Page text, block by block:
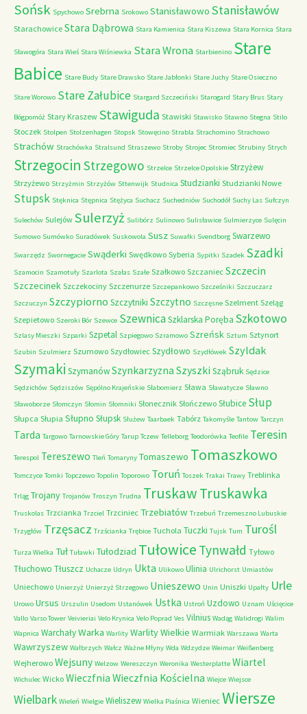
Sońsk Spychowo Srebrna Srokowo Stanisławowo Stanisławów
Starachowice Stara Dąbrowa Stara Kamienica Stara Kiszewa Stara Kornica Stara
Sławogóra Stara Wieś Stara Wiśniewka Stara Wrona Starbienino Stare
Babice Stare Budy Stare Drawsko Stare Jabłonki Stare Juchy Stare Osieczno
Stare Worowo Stare Załubice Stargard Szczeciński Starogard Stary Brus Stary
Bógpomóż Stary Kraszew Stawiguda Stawiski Stawisko Stawno Stegna Stilo
Stoczek Stolpen Stolzenhagen Stopsk Stowęcino Strabla Strachomino Strachowo
Strachów Strachówka Stralsund Straszewo Stroby Strojec Stromiec Strubiny Strych
Strzegocin Strzegowo Strzelce Strzelce Opolskie Strzyżew
Strzyżewo Strzyżmin Strzyżów Sttenwijk Studnica Studzianki Studzianki Nowe
Stupsk Stęknica Stępnica Stężyca Suchacz Suchedniów Suchodół Suchy Las Sufczyn
Sulechów Sulejów Sulerzyż Sulibórz Sulinowo Sulisławice Sulmierzyce Sulęcin
Sumowo Sumówko Suradówek Suskowola Susz Suwałki Svendborg Swarzewo
Swarzędz Swornegacie Swąderki Swędkowo Syberia Sypitki Szadek Szadki
Szamocin Szamotuły Szarlota Szałas Szałe Szałkowo Szczaniec Szczecin
Szczecinek Szczekociny Szczenurze Szczepankowo Szcześniki Szczuczarz
Szczuczyn Szczypiorno Szczytniki Szczytno Szczęsne Szelment Szeląg
Szepietowo Szeroki Bór Szewce SzewnicaSzklarska Poręba Szkotowo
Szlasy Mieszki Szparki Szpetal Szpiegowo Szramowo Szreńsk Sztum Sztynort
Szubin Szulmierz Szumowo Szydłowiec Szydłowo Szydłówek Szyldak
Szymaki SzymanówSzynkarzyzna Szyszki Sząbruk Sędzice
Sędzichów Sędziszów Sępólno Krajeńskie Słabomierz Sława Sławatycze Sławno
Sławoborze Słomczyn Słomin Słomniki Słonecznik Słończewo Słubice Słup
Słupca Słupia Słupno Słupsk Służew Taarbaek Tabórz Takomyśle Tantow Tarczyn
Tarda Targowo Tarnowskie Góry Tarup Tczew Telleborg Teodorówka Teofile Teresin
Terespol Tereszewo Tleń Tomaryny Tomaszewo Tomaszkowo
Tomczyce Tomki Topczewo Topolin Toporowo Toruń Toszek Trakai Trawy Treblinka
Trląg Trojany Trojanów Troszyn Trudna TruskawTruskawka
Truskolas Trzcianka Trzciel Trzciniec Trzebiatów Trzebuń Trzemeszno Lubuskie
Trzygłów Trzęsacz Trzścianka Trębice Tuchola Tuczki Tujsk Tum Turośl
Turza Wielka Tuł Tuławki Tułodziad Tułowice Tynwałd Tyłowo
Tłuchowo Tłuszcz Uchacze Udryn Ukta Ulikowo Ulinia Ulrichorst Umiastów
Uniechowo Unierzyż Unierzyż Strzegowo Unieszewo Unin Uniszki Upałty Urle
Urowo Ursus Urszulin Usedom Ustanówek Ustka Ustroń Uzdowo Uznam Uścięcice
Vallo Varso Tower Veivieriai Velo Krynica Velo Poprad Ves Vilnius Wadąg Walidrogi Walim
Wapnica WarchałyWarka Warlity Warlity Wielkie Warmiak Warszawa Warta
Wawrzyszew Wałbrzych Wałcz Ważne Młyny Wda Wdzydze Weimar Weißenberg
Wejherowo Wejsuny Welzow Wereszczyn Weronika Westerplatte Wiartel
Wichulec Wicko Wieczfnia Wieczfnia Kościelna Wiejce Wiejsce
Wielbark Wieleń Wielgie Wieliszew Wielka Piaśnica Wieniec Wiersze